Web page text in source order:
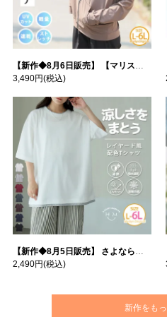
【新作◆8月6日販売】 【マリスポーツ】 運動初心者さんのための フード付き パーカー | 大きいサイズの通販ならハッピーマリリン
3,490円(税込)
【新作◆8月5日販売】 さよなら猛暑 涼しさを着る 遮熱 接触冷感 吸水・速乾 五分袖 コンフォートメッシュ 配色レイヤード 風ゆる Tシャツ | 大きいサイズの通販ならハッピーマリリン
2,490円(税込)
新作をも